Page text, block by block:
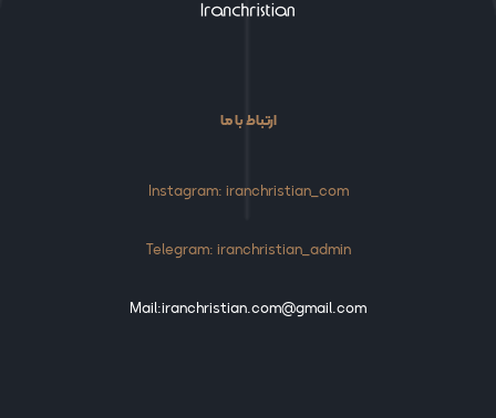
ارتباط با ما
Instagram: iranchristian_com
Telegram: iranchristian_admin
Mail:iranchristian.com@gmail.com